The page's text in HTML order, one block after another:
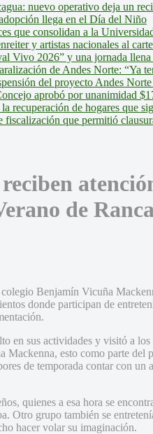
nuevo operativo deja un
llega en el Día del Niño
que consolidan a la
y artistas nacionales al
Vivo 2026” y una jornada llena
de Andes Norte: “Ya
del proyecto Andes
aprobó por unanimidad
recuperación de hogares que
que permitió
de
Benjamín Vicuña
donde participan de
en sus actividades y visitó a los
esto como parte del
de temporada contar con un
quienes a esa hora se
Otro grupo también se
hacer volar su imaginación.